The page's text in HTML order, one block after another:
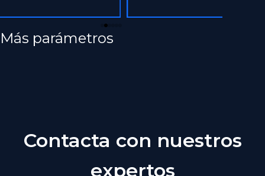
Más parámetros
Contacta con nuestros
expertos